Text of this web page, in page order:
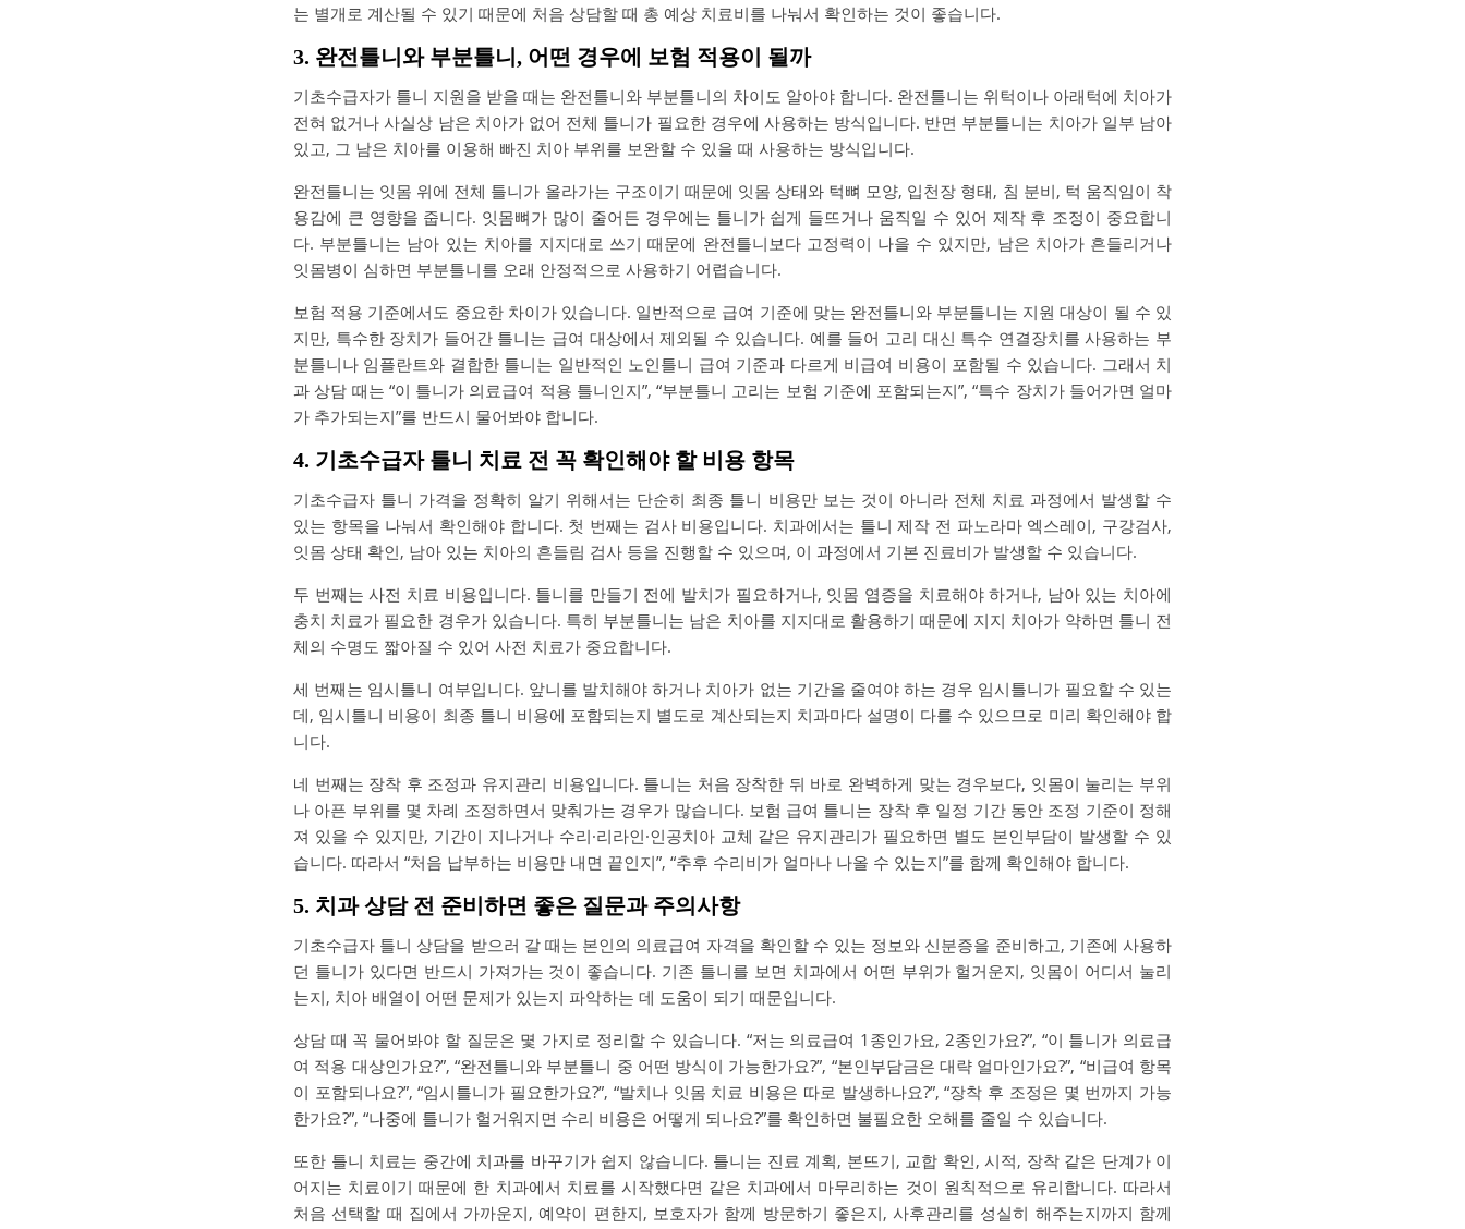
는 별개로 계산될 수 있기 때문에 처음 상담할 때 총 예상 치료비를 나눠서 확인하는 것이 좋습니다.
3. 완전틀니와 부분틀니, 어떤 경우에 보험 적용이 될까
기초수급자가 틀니 지원을 받을 때는 완전틀니와 부분틀니의 차이도 알아야 합니다. 완전틀니는 위턱이나 아래턱에 치아가
전혀 없거나 사실상 남은 치아가 없어 전체 틀니가 필요한 경우에 사용하는 방식입니다. 반면 부분틀니는 치아가 일부 남아
있고, 그 남은 치아를 이용해 빠진 치아 부위를 보완할 수 있을 때 사용하는 방식입니다.
완전틀니는 잇몸 위에 전체 틀니가 올라가는 구조이기 때문에 잇몸 상태와 턱뼈 모양, 입천장 형태, 침 분비, 턱 움직임이 착
용감에 큰 영향을 줍니다. 잇몸뼈가 많이 줄어든 경우에는 틀니가 쉽게 들뜨거나 움직일 수 있어 제작 후 조정이 중요합니
다. 부분틀니는 남아 있는 치아를 지지대로 쓰기 때문에 완전틀니보다 고정력이 나을 수 있지만, 남은 치아가 흔들리거나
잇몸병이 심하면 부분틀니를 오래 안정적으로 사용하기 어렵습니다.
보험 적용 기준에서도 중요한 차이가 있습니다. 일반적으로 급여 기준에 맞는 완전틀니와 부분틀니는 지원 대상이 될 수 있
지만, 특수한 장치가 들어간 틀니는 급여 대상에서 제외될 수 있습니다. 예를 들어 고리 대신 특수 연결장치를 사용하는 부
분틀니나 임플란트와 결합한 틀니는 일반적인 노인틀니 급여 기준과 다르게 비급여 비용이 포함될 수 있습니다. 그래서 치
과 상담 때는 “이 틀니가 의료급여 적용 틀니인지”, “부분틀니 고리는 보험 기준에 포함되는지”, “특수 장치가 들어가면 얼마
가 추가되는지”를 반드시 물어봐야 합니다.
4. 기초수급자 틀니 치료 전 꼭 확인해야 할 비용 항목
기초수급자 틀니 가격을 정확히 알기 위해서는 단순히 최종 틀니 비용만 보는 것이 아니라 전체 치료 과정에서 발생할 수
있는 항목을 나눠서 확인해야 합니다. 첫 번째는 검사 비용입니다. 치과에서는 틀니 제작 전 파노라마 엑스레이, 구강검사,
잇몸 상태 확인, 남아 있는 치아의 흔들림 검사 등을 진행할 수 있으며, 이 과정에서 기본 진료비가 발생할 수 있습니다.
두 번째는 사전 치료 비용입니다. 틀니를 만들기 전에 발치가 필요하거나, 잇몸 염증을 치료해야 하거나, 남아 있는 치아에
충치 치료가 필요한 경우가 있습니다. 특히 부분틀니는 남은 치아를 지지대로 활용하기 때문에 지지 치아가 약하면 틀니 전
체의 수명도 짧아질 수 있어 사전 치료가 중요합니다.
세 번째는 임시틀니 여부입니다. 앞니를 발치해야 하거나 치아가 없는 기간을 줄여야 하는 경우 임시틀니가 필요할 수 있는
데, 임시틀니 비용이 최종 틀니 비용에 포함되는지 별도로 계산되는지 치과마다 설명이 다를 수 있으므로 미리 확인해야 합
니다.
네 번째는 장착 후 조정과 유지관리 비용입니다. 틀니는 처음 장착한 뒤 바로 완벽하게 맞는 경우보다, 잇몸이 눌리는 부위
나 아픈 부위를 몇 차례 조정하면서 맞춰가는 경우가 많습니다. 보험 급여 틀니는 장착 후 일정 기간 동안 조정 기준이 정해
져 있을 수 있지만, 기간이 지나거나 수리·리라인·인공치아 교체 같은 유지관리가 필요하면 별도 본인부담이 발생할 수 있
습니다. 따라서 “처음 납부하는 비용만 내면 끝인지”, “추후 수리비가 얼마나 나올 수 있는지”를 함께 확인해야 합니다.
5. 치과 상담 전 준비하면 좋은 질문과 주의사항
기초수급자 틀니 상담을 받으러 갈 때는 본인의 의료급여 자격을 확인할 수 있는 정보와 신분증을 준비하고, 기존에 사용하
던 틀니가 있다면 반드시 가져가는 것이 좋습니다. 기존 틀니를 보면 치과에서 어떤 부위가 헐거운지, 잇몸이 어디서 눌리
는지, 치아 배열이 어떤 문제가 있는지 파악하는 데 도움이 되기 때문입니다.
상담 때 꼭 물어봐야 할 질문은 몇 가지로 정리할 수 있습니다. “저는 의료급여 1종인가요, 2종인가요?”, “이 틀니가 의료급
여 적용 대상인가요?”, “완전틀니와 부분틀니 중 어떤 방식이 가능한가요?”, “본인부담금은 대략 얼마인가요?”, “비급여 항목
이 포함되나요?”, “임시틀니가 필요한가요?”, “발치나 잇몸 치료 비용은 따로 발생하나요?”, “장착 후 조정은 몇 번까지 가능
한가요?”, “나중에 틀니가 헐거워지면 수리 비용은 어떻게 되나요?”를 확인하면 불필요한 오해를 줄일 수 있습니다.
또한 틀니 치료는 중간에 치과를 바꾸기가 쉽지 않습니다. 틀니는 진료 계획, 본뜨기, 교합 확인, 시적, 장착 같은 단계가 이
어지는 치료이기 때문에 한 치과에서 치료를 시작했다면 같은 치과에서 마무리하는 것이 원칙적으로 유리합니다. 따라서
처음 선택할 때 집에서 가까운지, 예약이 편한지, 보호자가 함께 방문하기 좋은지, 사후관리를 성실히 해주는지까지 함께